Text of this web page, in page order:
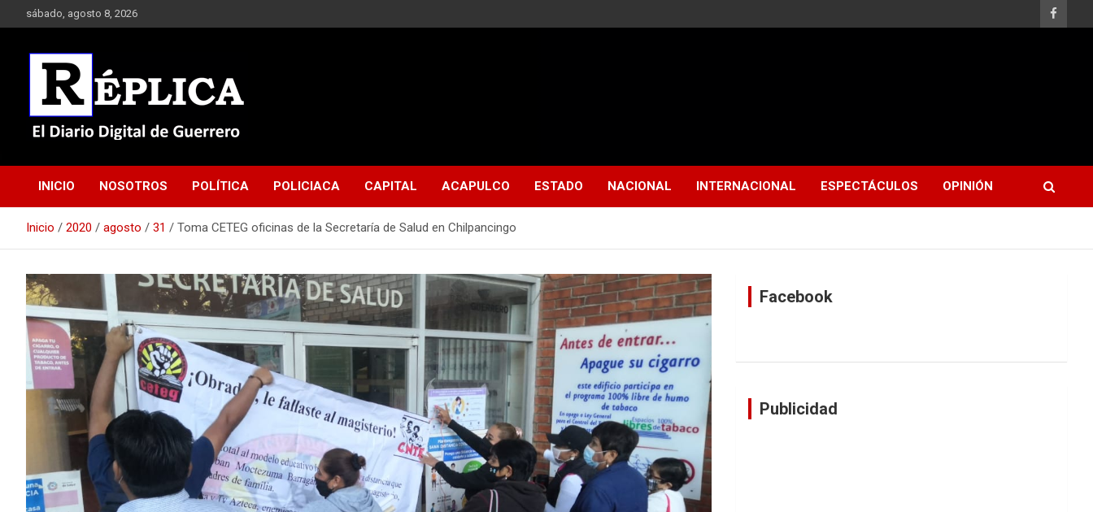
al
sábado, agosto 8, 2026
Réplica
INICIO NOSOTROS POLÍTICA POLICIACA CAPITAL ACAPULCO ESTADO NACIONAL INTERNACIONAL ESPECTÁCULOS OPINIÓN
Inicio 2020 agosto 31 Toma CETEG oficinas de la Secretaría de Salud en Chilpancingo
Facebook
Publicidad